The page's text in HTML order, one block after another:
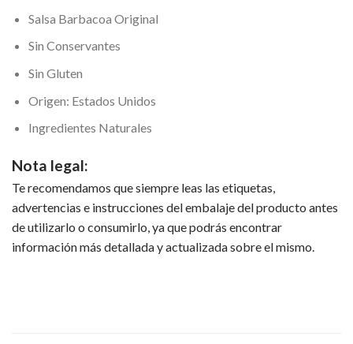
Salsa Barbacoa Original
Sin Conservantes
Sin Gluten
Origen: Estados Unidos
Ingredientes Naturales
Nota legal:
Te recomendamos que siempre leas las etiquetas,
advertencias e instrucciones del embalaje del producto antes
de utilizarlo o consumirlo, ya que podrás encontrar
información más detallada y actualizada sobre el mismo.